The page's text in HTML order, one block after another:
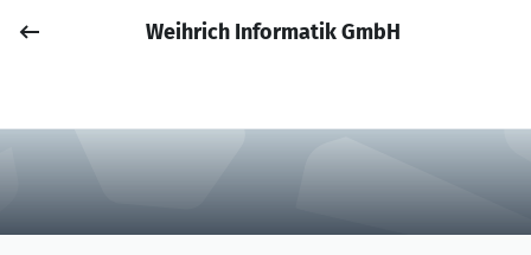
Anmelden
Weihrich Informatik GmbH